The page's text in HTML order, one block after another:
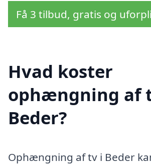
Få 3 tilbud, gratis og
Hvad koster
ophængning af
Beder?
Ophængning af tv i Beder